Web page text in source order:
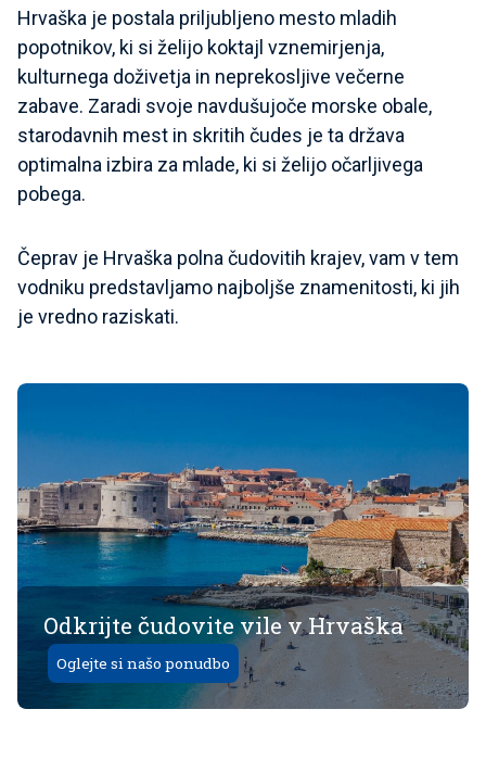
Hrvaška je postala priljubljeno mesto mladih
popotnikov, ki si želijo koktajl vznemirjenja,
kulturnega doživetja in neprekosljive večerne
zabave. Zaradi svoje navdušujoče morske obale,
starodavnih mest in skritih čudes je ta država
optimalna izbira za mlade, ki si želijo očarljivega
pobega.
Čeprav je Hrvaška polna čudovitih krajev, vam v tem
vodniku predstavljamo najboljše znamenitosti, ki jih
je vredno raziskati.
Odkrijte čudovite vile v Hrvaška
Oglejte si našo ponudbo